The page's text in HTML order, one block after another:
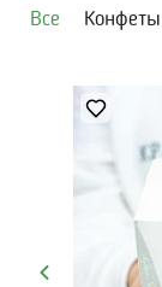
Все Конфеты